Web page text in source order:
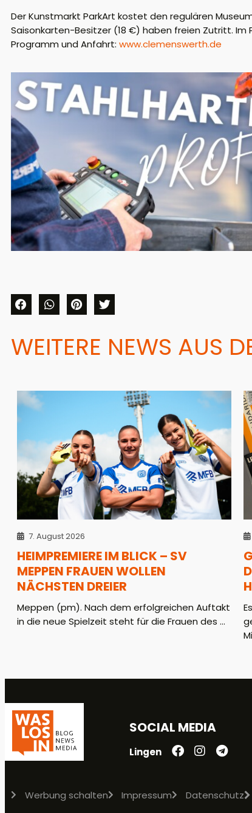
Der Kunstmarkt ParkArt kostet den regulären
Saisonkarten-Besitzer (18 €) haben freien Zutritt. Im
Programm und Anfahrt: www.clemenswerth.de
WEITERE NEWS AUS
7. August 2026
HEIMPREMIERE IM BLICK – SV
MEPPEN FRAUEN WOLLEN
NÄCHSTEN DREIER
Meppen (pm). Nach dem erfolgreichen Auftakt
in die neue Spielzeit steht für die Frauen des ...
SOCIAL MEDIA
Lingen
Werbung schalten Impressum Datenschutz